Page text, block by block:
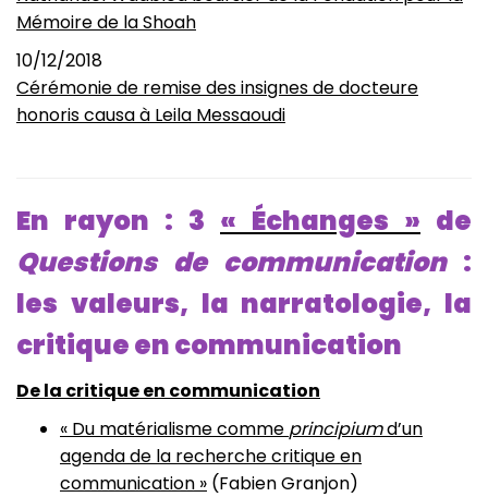
Mémoire de la Shoah
10/12/2018
Cérémonie de remise des insignes de docteure
honoris causa à Leila Messaoudi
En rayon : 3 « Échanges » de
Questions de communication :
les valeurs, la narratologie, la
critique en communication
De la critique en communication
« Du matérialisme comme principiumd’un
agenda de la recherche critique en
communication » (Fabien Granjon)